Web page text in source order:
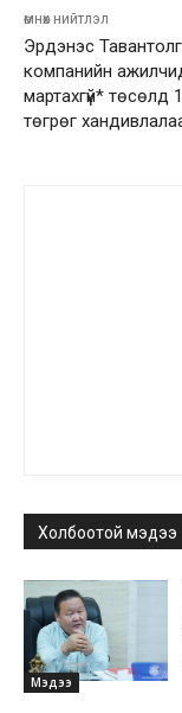
өмнөх нийтлэл
Эрдэнэс
компанийн
мартахгүй* төсөлд
төгрөг
Холбоотой мэдээ
Мэдээ